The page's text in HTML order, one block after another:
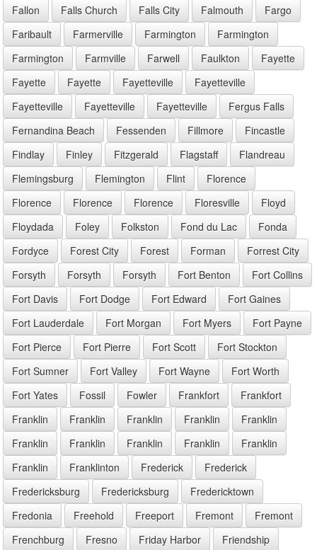
Fallon Falls Church Falls City Falmouth
Fargo
Faribault
Farmerville Farmington
Farmington
Farmington
Farmville Farwell Faulkton
Fayette
Fayette
Fayette Fayetteville
Fayetteville
Fayetteville
Fayetteville Fayetteville
Fergus Falls
Fernandina Beach
Fessenden Fillmore
Fincastle
Findlay
Finley Fitzgerald Flagstaff
Flandreau
Flemingsburg
Flemington Flint
Florence
Florence
Florence Florence Floresville
Floyd
Floydada
Foley Folkston Fond du Lac
Fonda
Fordyce
Forest City Forest Forman
Forrest City
Forsyth
Forsyth Forsyth Fort Benton
Fort Collins
Fort Davis
Fort Dodge Fort Edward
Fort Gaines
Fort Lauderdale
Fort Morgan Fort Myers
Fort Payne
Fort Pierce
Fort Pierre Fort Scott
Fort Stockton
Fort Sumner
Fort Valley Fort Wayne
Fort Worth
Fort Yates
Fossil Fowler Frankfort
Frankfort
Franklin
Franklin Franklin Franklin
Franklin
Franklin
Franklin Franklin Franklin
Franklin
Franklin
Franklinton Frederick
Frederick
Fredericksburg
Fredericksburg
Fredericktown
Fredonia
Freehold Freeport Fremont
Fremont
Frenchburg
Fresno Friday Harbor
Friendship